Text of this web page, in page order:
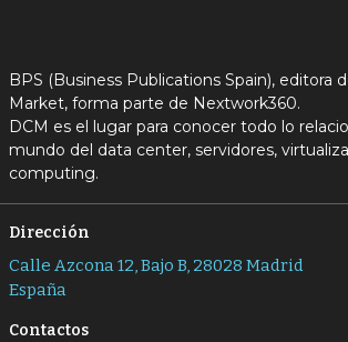
BPS (Business Publications Spain), editora
Market, forma parte de Nextwork360.
DCM es el lugar para conocer todo lo
mundo del data center, servidores,
computing.
Dirección
Calle Azcona 12, Bajo B, 28028 Madrid
España
Contactos